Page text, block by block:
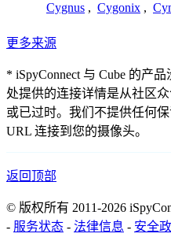
Cygnus , Cygonix ,
更多来源
* iSpyConnect 与 Cube 的产
处提供的连接详情是从社区
或已过时。我们不提供任何
URL 连接到您的摄像头。
返回顶部
© 版权所有 2011-2026
- 服务状态 - 法律信息 - 安全